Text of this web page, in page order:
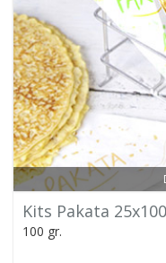
Kits Pakata
100 gr.